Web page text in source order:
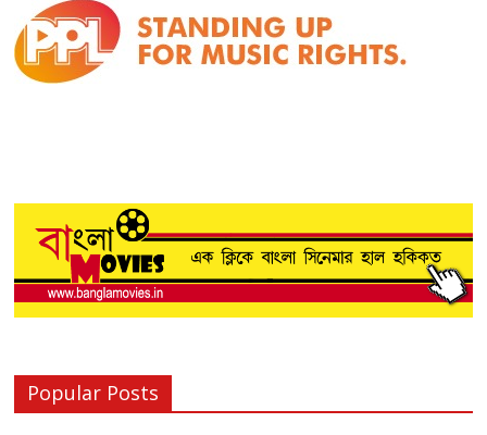
Popular Posts